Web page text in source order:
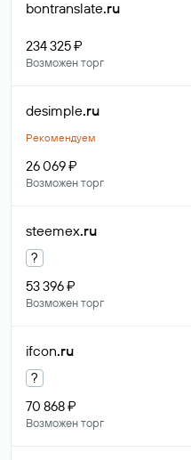
bontranslate.ru
234 325 ₽
Возможен торг
desimple.ru
Рекомендуем
26 069 ₽
Возможен торг
steemex.ru
?
53 396 ₽
Возможен торг
ifcon.ru
?
70 868 ₽
Возможен торг